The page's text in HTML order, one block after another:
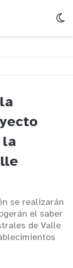
la
se realizarán
el saber
de Valle